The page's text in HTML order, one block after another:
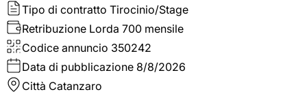
Tipo di contratto Tirocinio/Stage
Retribuzione Lorda 700 mensile
Codice annuncio 350242
Data di pubblicazione 8/8/2026
Città Catanzaro